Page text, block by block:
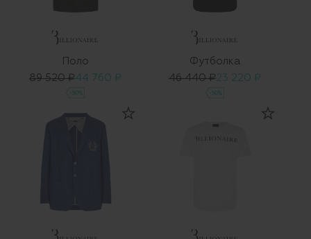
Поло
89 520 ₽44 760 ₽
-50%
Футболка
46 440 ₽23 220 ₽
-50%